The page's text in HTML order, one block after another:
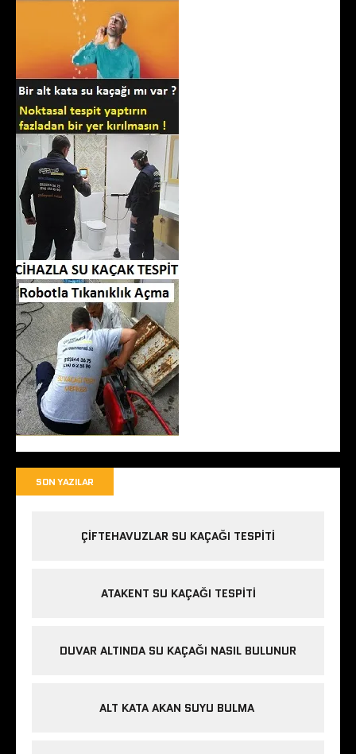
SON YAZILAR
ÇIFTEHAVUZLAR SU KAÇAĞI TESPITI
ATAKENT SU KAÇAĞI TESPITI
DUVAR ALTINDA SU KAÇAĞI NASIL BULUNUR
ALT KATA AKAN SUYU BULMA